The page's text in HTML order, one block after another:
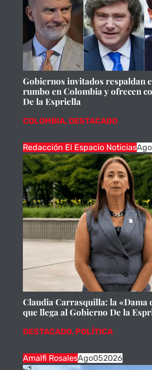
Gobiernos invitados respaldan
rumbo en Colombia y ofrecen
De la Espriella
COLOMBIA, DESTACADO
Redacción El Espacio NoticiasAgo
Claudia Carrasquilla: la «Dama
que llega al Gobierno De la
DESTACADO, POLÍTICA
Amalfi RosalesAgo052026